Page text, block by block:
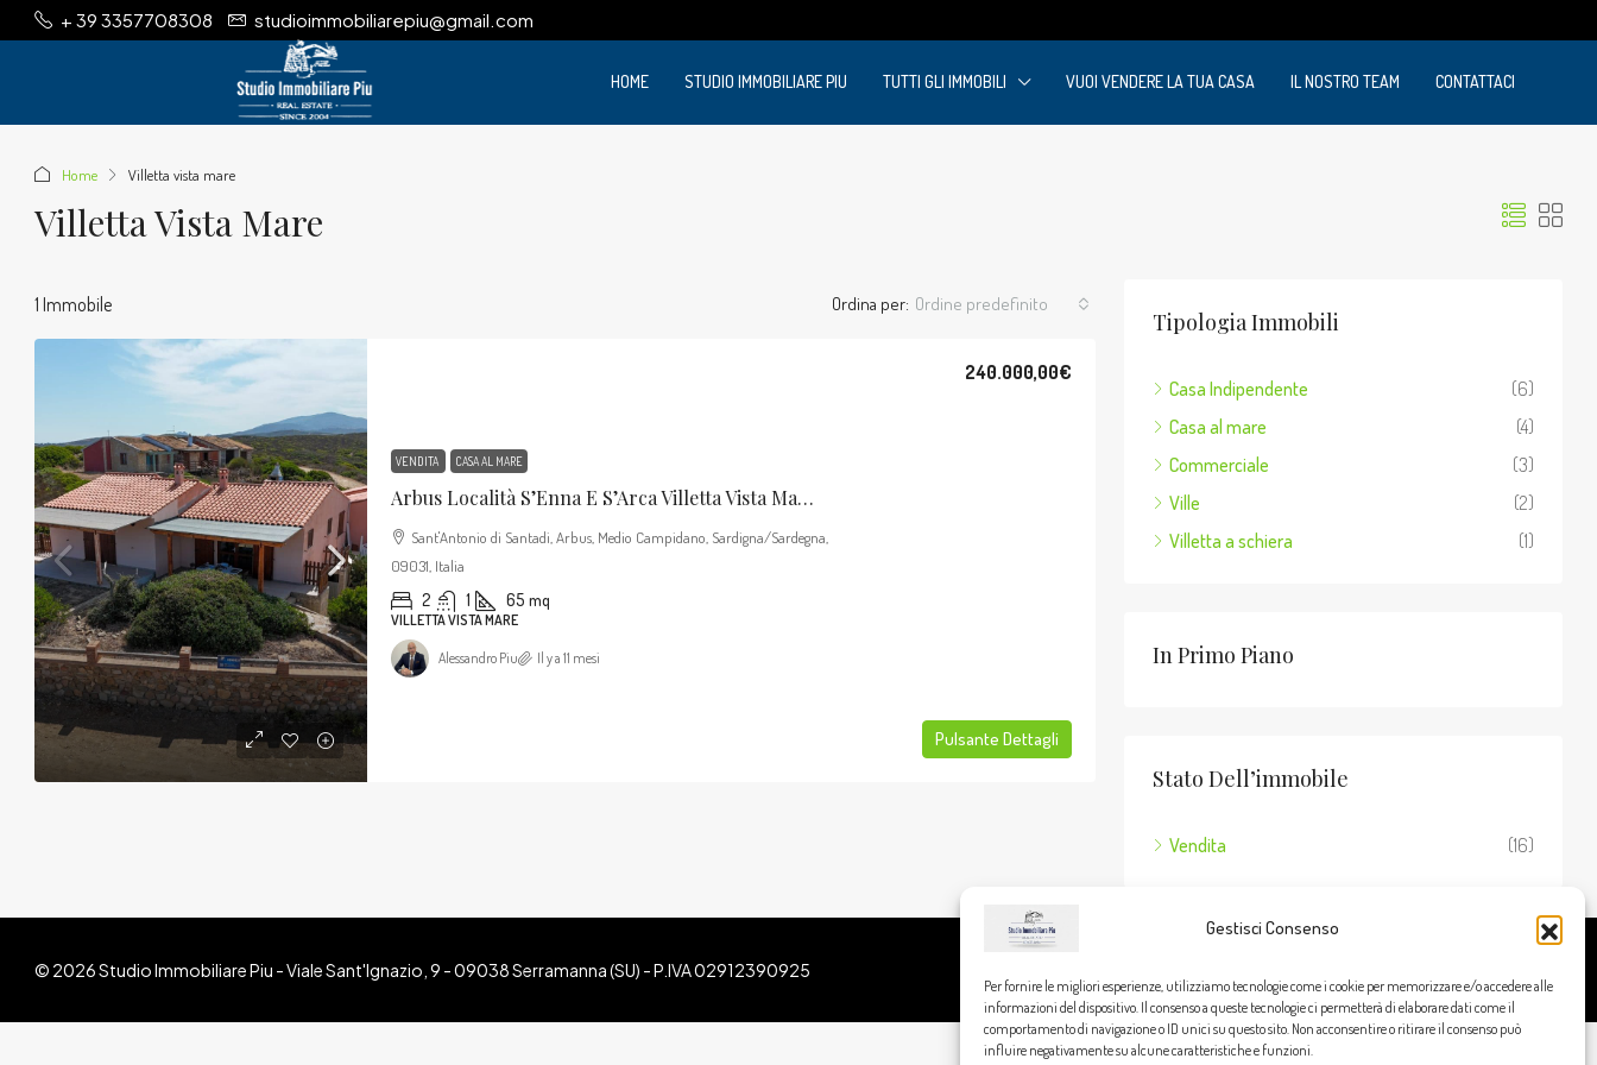
Gestisci Consenso
Per fornire le migliori esperienze, utilizziamo tecnologie come i cookie per memorizzare e/o accedere alle
informazioni del dispositivo. Il consenso a queste tecnologie ci permetterà di elaborare dati come il
comportamento di navigazione o ID unici su questo sito. Non acconsentire o ritirare il consenso può
influire negativamente su alcune caratteristiche e funzioni.
+ 39 3357708308 studioimmobiliarepiu@gmail.com
HOME STUDIO IMMOBILIARE PIU TUTTI GLI IMMOBILI VUOI VENDERE LA TUA CASA IL NOSTRO TEAM CONTATTACI
Home Villetta vista mare
Villetta Vista Mare
1 Immobile Ordina per: Ordine predefinito
VENDITA CASA AL MARE
Arbus Località S’Enna E S’Arca Villetta Vista Mare.
240.000,00€
Sant'Antonio di Santadi, Arbus, Medio Campidano, Sardigna/Sardegna,
09031, Italia
2 1 65 mq
VILLETTA VISTA MARE
Pulsante Dettagli
Alessandro Piu Il y a 11 mesi
Tipologia Immobili
Casa Indipendente
(6)
Casa al mare
(4)
Commerciale
(3)
Ville
(2)
Villetta a schiera
(1)
In Primo Piano
Stato Dell’immobile
Vendita (16)
© 2026 Studio Immobiliare Piu - Viale Sant'Ignazio, 9 - 09038 Serramanna (SU) - P.IVA 02912390925